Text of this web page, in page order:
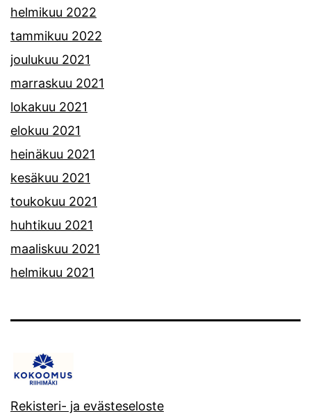
helmikuu 2022
tammikuu 2022
joulukuu 2021
marraskuu 2021
lokakuu 2021
elokuu 2021
heinäkuu 2021
kesäkuu 2021
toukokuu 2021
huhtikuu 2021
maaliskuu 2021
helmikuu 2021
Rekisteri- ja evästeseloste